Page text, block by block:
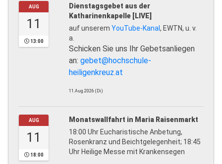
AUG
11
13:00
Dienstagsgebet aus der
Katharinenkapelle [LIVE]
auf unserem YouTube-Kanal, EWTN, u. v.
a.
Schicken Sie uns Ihr Gebetsanliegen
an: gebet@hochschule-
heiligenkreuz.at
11.Aug.2026 (Di)
AUG
11
18:00
Monatswallfahrt in Maria Raisenmarkt
18:00 Uhr Eucharistische Anbetung,
Rosenkranz und Beichtgelegenheit; 18:45
Uhr Heilige Messe mit Krankensegen